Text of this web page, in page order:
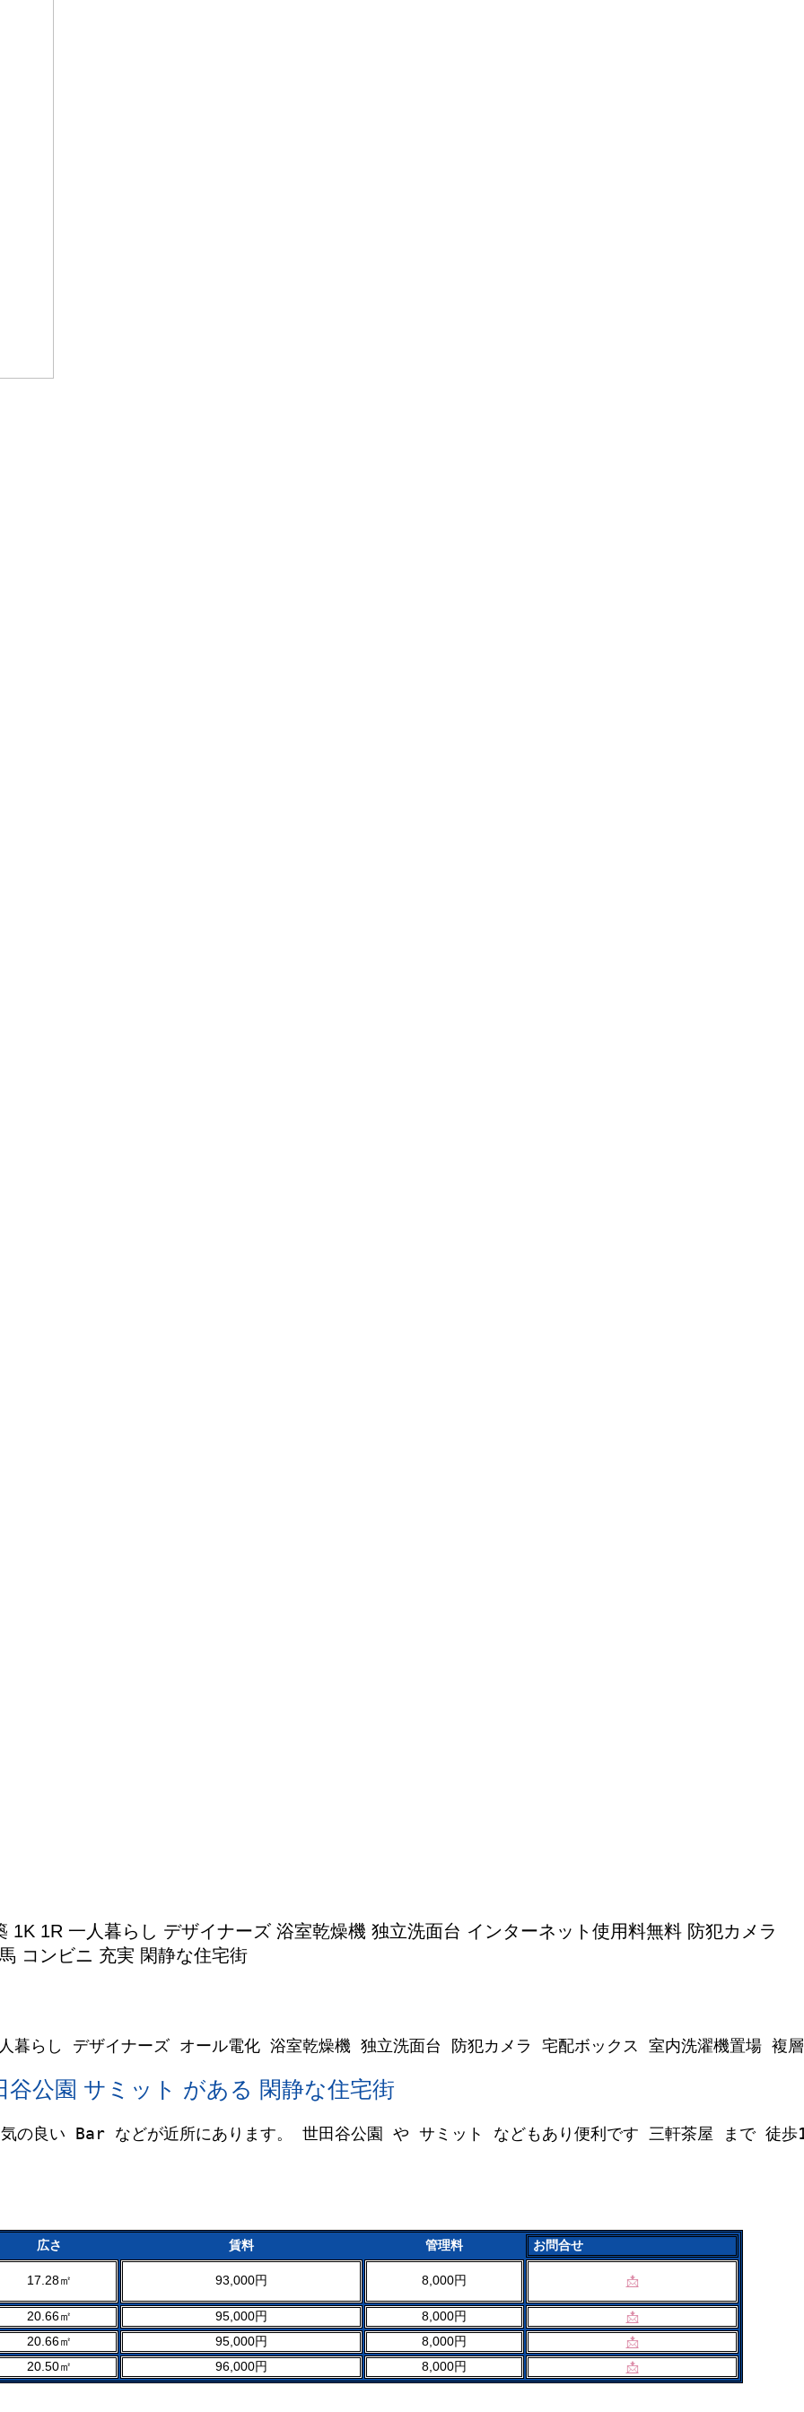
1R 一人暮らし デザイナーズ 浴室乾燥機 独立洗面台 インターネット使用料無料 防犯カメラ
コンビニ 充実 閑静な住宅街
らし デザイナーズ オール電化 浴室乾燥機 独立洗面台 防犯カメラ 宅配ボックス 室内洗濯機置場 複
公園 サミット がある 閑静な住宅街
の良い Bar などが近所にあります。 世田谷公園 や サミット などもあり便利です 三軒茶屋 まで 徒
広さ 賃料 管理料 お問合せ
17.28㎡ 93 ,000円 8,000円 📩
20.66㎡ 95,000円 8,000円
📩
20.66㎡ 95,000円 8,000円
📩
20.50㎡ 96,000円 8,000円 📩